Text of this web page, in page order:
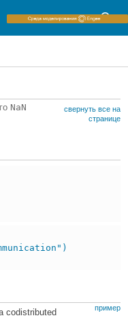
NaN
свернуть все на
странице
пример
codistributed